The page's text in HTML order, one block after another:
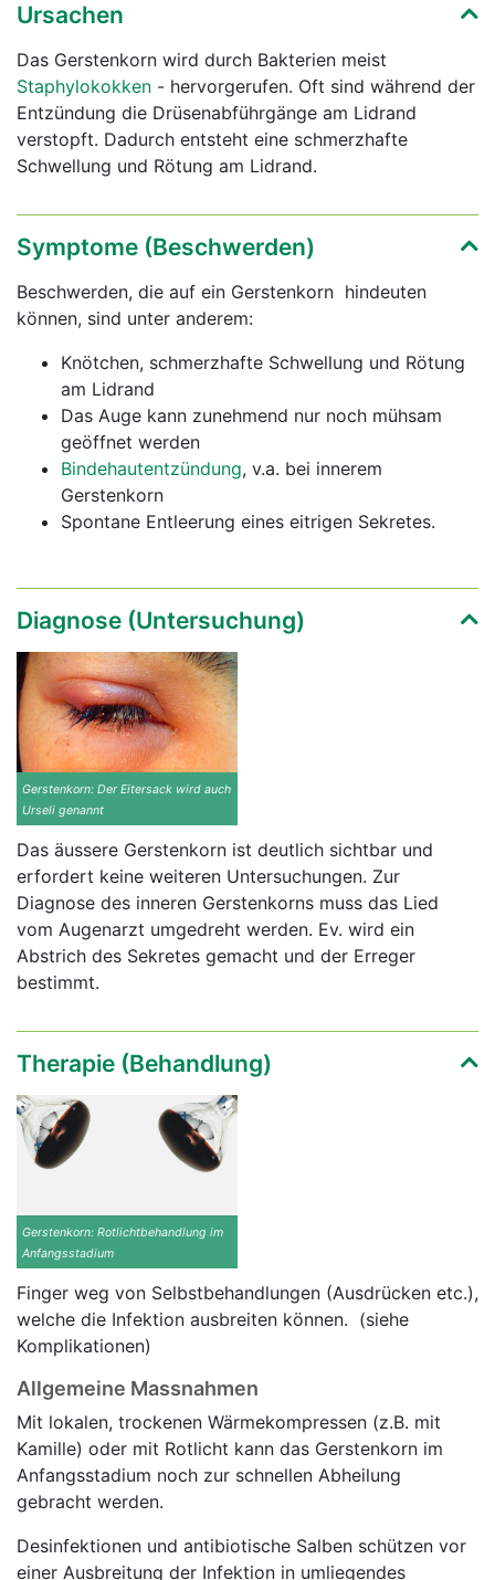
Ursachen
Das Gerstenkorn wird durch Bakterien meist
Staphylokokken - hervorgerufen. Oft sind während der
Entzündung die Drüsenabführgänge am Lidrand
verstopft. Dadurch entsteht eine schmerzhafte
Schwellung und Rötung am Lidrand.
Symptome (Beschwerden)
Beschwerden, die auf ein Gerstenkorn hindeuten
können, sind unter anderem:
Knötchen, schmerzhafte Schwellung und Rötung
am Lidrand
Das Auge kann zunehmend nur noch mühsam
geöffnet werden
Bindehautentzündung, v.a. bei innerem
Gerstenkorn
Spontane Entleerung eines eitrigen Sekretes.
Diagnose (Untersuchung)
Gerstenkorn: Der Eitersack wird auch
Urseli genannt
Das äussere Gerstenkorn ist deutlich sichtbar und
erfordert keine weiteren Untersuchungen. Zur
Diagnose des inneren Gerstenkorns muss das Lied
vom Augenarzt umgedreht werden. Ev. wird ein
Abstrich des Sekretes gemacht und der Erreger
bestimmt.
Therapie (Behandlung)
Gerstenkorn: Rotlichtbehandlung im
Anfangsstadium
Finger weg von Selbstbehandlungen (Ausdrücken etc.),
welche die Infektion ausbreiten können. (siehe
Komplikationen)
Allgemeine Massnahmen
Mit lokalen, trockenen Wärmekompressen (z.B. mit
Kamille) oder mit Rotlicht kann das Gerstenkorn im
Anfangsstadium noch zur schnellen Abheilung
gebracht werden.
Desinfektionen und antibiotische Salben schützen vor
einer Ausbreitung der Infektion in umliegendes